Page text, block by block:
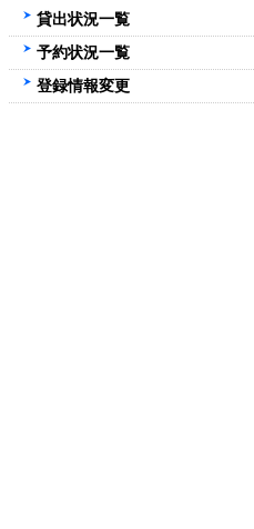
貸出状況一覧
予約状況一覧
登録情報変更